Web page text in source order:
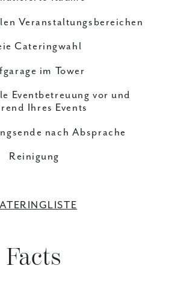
Veranstaltungsbereichen
Cateringwahl
im Tower
Eventbetreuung vor und
Ihres Events
nach Absprache
Reinigung
Facts